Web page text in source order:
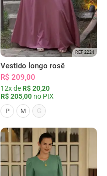
REF 2224
Vestido longo rosê
R$ 209,00
12x de R$ 20,20
R$ 205,00 no PIX
P M G